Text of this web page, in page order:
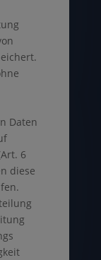
Daten
6
diese